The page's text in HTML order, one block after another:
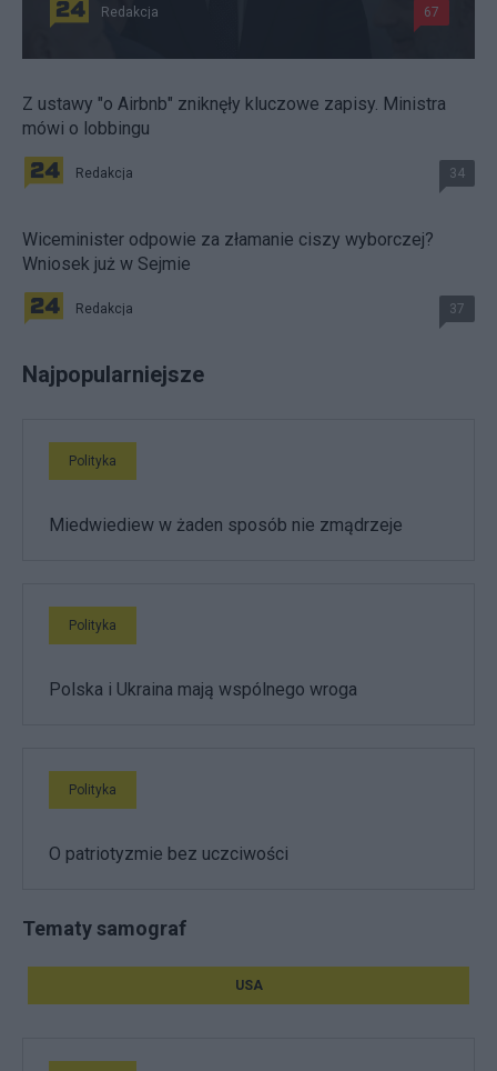
Redakcja 67
Z ustawy "o Airbnb" zniknęły kluczowe zapisy. Ministra
mówi o lobbingu
Redakcja 34
Wiceminister odpowie za złamanie ciszy wyborczej?
Wniosek już w Sejmie
Redakcja 37
Najpopularniejsze
Polityka
Miedwiediew w żaden sposób nie zmądrzeje
Polityka
Polska i Ukraina mają wspólnego wroga
Polityka
O patriotyzmie bez uczciwości
Tematy samograf
USA